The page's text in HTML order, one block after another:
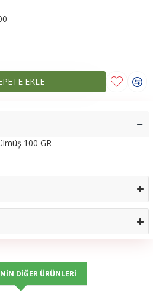
EKLE
100 GR
DIĞER ÜRÜNLERI